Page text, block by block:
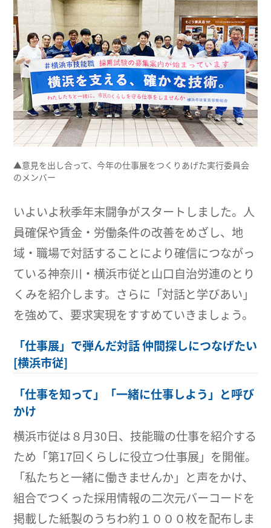
▲意見を出し合って、今年の仕事展をつくりあげた実行委員会
のメンバー
いよいよ秋季年末闘争がスタートしました。人
員確保や賃金・労働条件の改善をめざし、地
域・職場で対話することにより確信につながっ
ている神奈川・横浜市従と山口自治労連のとり
くみを紹介します。さらに「対話と学びあい」
を強めて、要求実現をすすめていきましょう。
「仕事展」で弾んだ対話 仲間探しにつなげたい
[横浜市従]
「仕事を知って」「一緒に仕事しよう」と呼び
かけ
横浜市従は８月30日、技能職の仕事を紹介する
ため「第17回くらしに役立つ仕事展」を開催。
「私たちと一緒に働きませんか」と声をかけ、
組合でつくった採用情報の二次元バーコードを
掲載した紙製のうちわ約１０００枚を配布しま